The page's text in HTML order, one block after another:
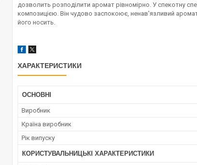
дозволить розподілити аромат рівномірно. У спекотну
композицією. Він чудово заспокоює, ненав'язливий
його носить.
ХАРАКТЕРИСТИКИ
ОСНОВНІ
Виробник
Країна виробник
Рік випуску
КОРИСТУВАЛЬНИЦЬКІ ХАРАКТЕРИСТИКИ